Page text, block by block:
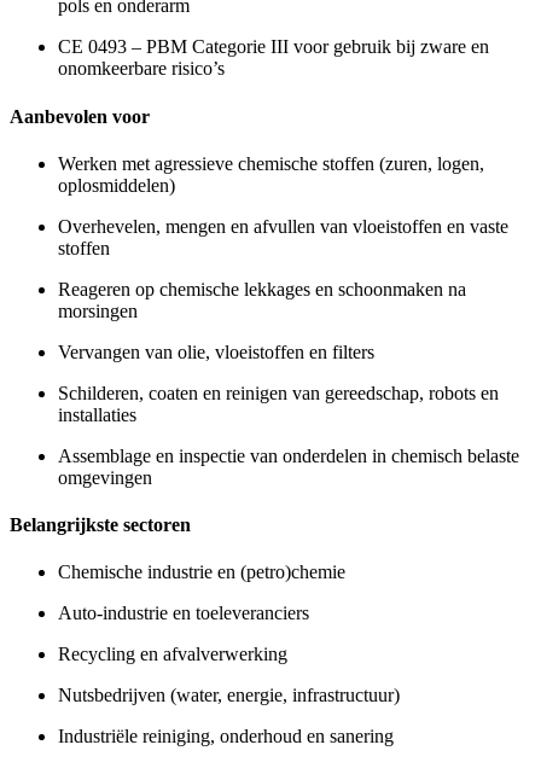
pols en onderarm
CE 0493 – PBM Categorie III voor gebruik bij zware en
onomkeerbare risico’s
Aanbevolen voor
Werken met agressieve chemische stoffen (zuren, logen,
oplosmiddelen)
Overhevelen, mengen en afvullen van vloeistoffen en vaste
stoffen
Reageren op chemische lekkages en schoonmaken na
morsingen
Vervangen van olie, vloeistoffen en filters
Schilderen, coaten en reinigen van gereedschap, robots en
installaties
Assemblage en inspectie van onderdelen in chemisch belaste
omgevingen
Belangrijkste sectoren
Chemische industrie en (petro)chemie
Auto-industrie en toeleveranciers
Recycling en afvalverwerking
Nutsbedrijven (water, energie, infrastructuur)
Industriële reiniging, onderhoud en sanering